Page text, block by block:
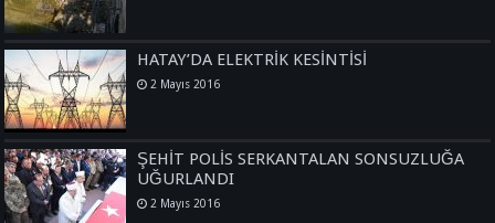
HATAY’DA ELEKTRİK KESİNTİSİ
2 Mayıs 2016
ŞEHİT POLİS SERKANTALAN SONSUZLUĞA
UĞURLANDI
2 Mayıs 2016